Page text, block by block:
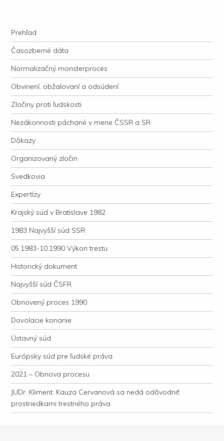
justície
Navigation
Skip to content
Prehľad
Časozberné dáta
Normalizačný monsterproces
Obvinení, obžalovaní a odsúdení
Zločiny proti ľudskosti
Nezákonnosti páchané v mene ČSSR a SR
Dôkazy
Organizovaný zločin
Svedkovia
Expertízy
Krajský súd v Bratislave 1982
1983 Najvyšší súd SSR
05.1983-10.1990 Výkon trestu
Historický dokument
Najvyšší súd ČSFR
Obnovený proces 1990
Dovolacie konanie
Ústavný súd
Európsky súd pre ľudské práva
2021 – Obnova procesu
JUDr. Kliment: Kauza Cervanová sa nedá odôvodniť
prostriedkami trestného práva